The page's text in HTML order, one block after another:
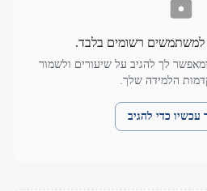
למשתמשים רשומים בלבד.
לך להגיב על שיעורים ולשמור
הלמידה שלך.
עכשיו כדי להגיב